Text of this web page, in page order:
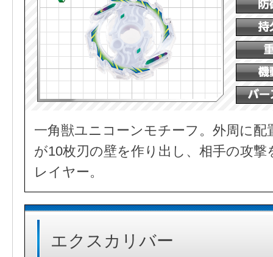
一角獣ユニコーンモチーフ。外周に
が10枚刃の壁を作り出し、相手の攻
レイヤー。
エクスカリバー